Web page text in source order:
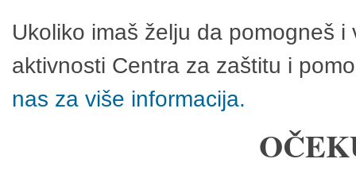
Ukoliko imaš želju da pomogneš
aktivnosti Centra za zaštitu i
nas za više informacija.